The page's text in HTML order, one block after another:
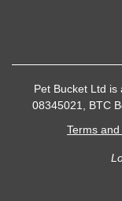
Pet Bucket Ltd is
08345021, BTC
Terms